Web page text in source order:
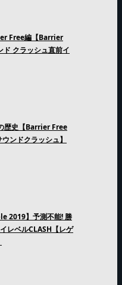
Free編【Barrier
クラッシュ直前イ
歴史【Barrier Free
ンドクラッシュ】
2019】予測不能! 勝
レベルCLASH【レゲ